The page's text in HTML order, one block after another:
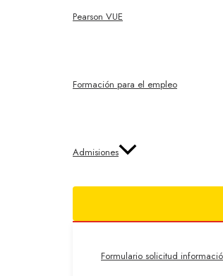
Pearson VUE
Formación para el empleo
Admisiones
Formulario solicitud